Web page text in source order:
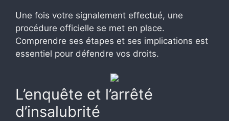
Une fois votre signalement effectué, une
procédure officielle se met en place.
Comprendre ses étapes et ses implications est
essentiel pour défendre vos droits.
L’enquête et l’arrêté
d’insalubrité